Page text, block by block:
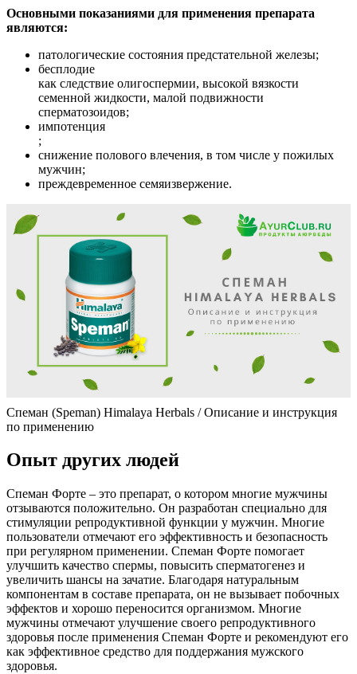
Основными показаниями для применения препарата
являются:
патологические состояния предстательной железы;
бесплодие
как следствие олигоспермии, высокой вязкости
семенной жидкости, малой подвижности
сперматозоидов;
импотенция
;
снижение полового влечения, в том числе у пожилых
мужчин;
преждевременное семяизвержение.
Спеман (Speman) Himalaya Herbals / Описание и инструкция
по применению
Опыт других людей
Спеман Форте – это препарат, о котором многие мужчины
отзываются положительно. Он разработан специально для
стимуляции репродуктивной функции у мужчин. Многие
пользователи отмечают его эффективность и безопасность
при регулярном применении. Спеман Форте помогает
улучшить качество спермы, повысить сперматогенез и
увеличить шансы на зачатие. Благодаря натуральным
компонентам в составе препарата, он не вызывает побочных
эффектов и хорошо переносится организмом. Многие
мужчины отмечают улучшение своего репродуктивного
здоровья после применения Спеман Форте и рекомендуют его
как эффективное средство для поддержания мужского
здоровья.